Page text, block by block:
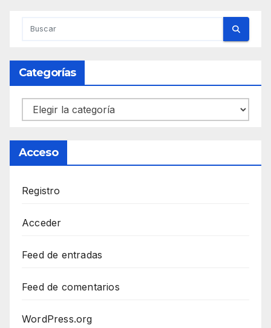
Categorías
Categorías
Acceso
Registro
Acceder
Feed de entradas
Feed de comentarios
WordPress.org